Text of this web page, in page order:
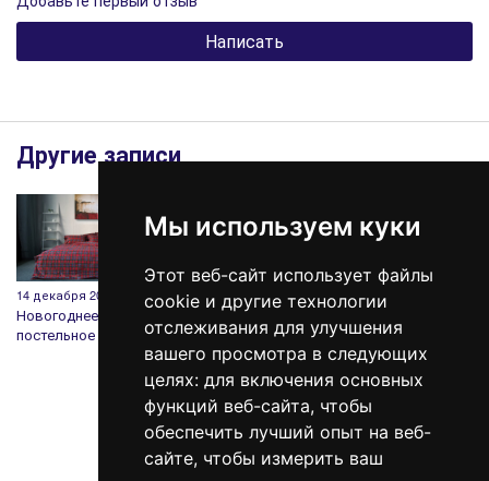
Мы используем куки
Этот веб-сайт использует файлы
cookie и другие технологии
отслеживания для улучшения
вашего просмотра в следующих
целях: для включения основных
функций веб-сайта, чтобы
обеспечить лучший опыт на веб-
сайте, чтобы измерить ваш
Написать
Другие записи
14 декабря 2020
Новогоднее
постельное белье
19 марта 2020
Почему Вам стоит
выбрать Sleeper
Set?
12 февраля 2020
День Святого
Валентина:
история, традиции
и подарки